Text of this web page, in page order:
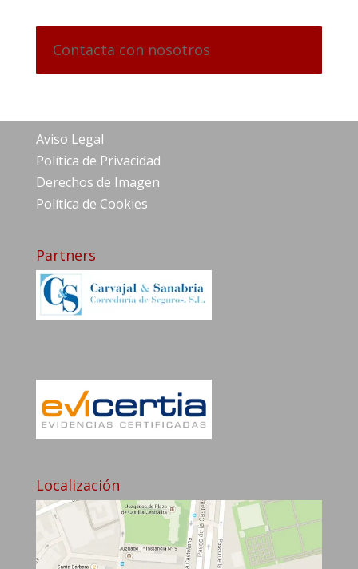
Contacta con nosotros
Aviso Legal
Política de Privacidad
Derechos de Imagen
Política de Cookies
Partners
Localización